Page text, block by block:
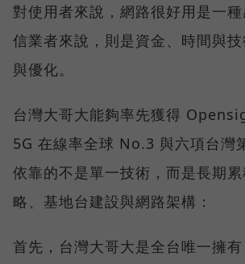
對使用者來說，網路很好用是一
信業者來說，則是資金、時間與
與優化。
台灣大哥大能夠率先獲得
5G 在線率全球 No.3 與六項台灣
依靠的不是單一技術，而是長期
略、基地台建設與網路架構：
首先，台灣大哥大是全台唯一擁